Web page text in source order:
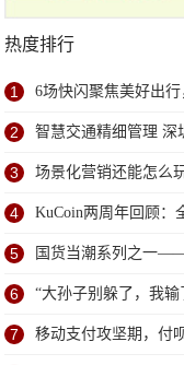
热度排行
1 6场快闪聚焦美好出
2 智慧交通精细管理 深
3 场景化营销还能怎么
4 KuCoin两周年回顾：
5 国货当潮系列之一
6 “大孙子别躲了，我
7 移动支付攻坚期，付